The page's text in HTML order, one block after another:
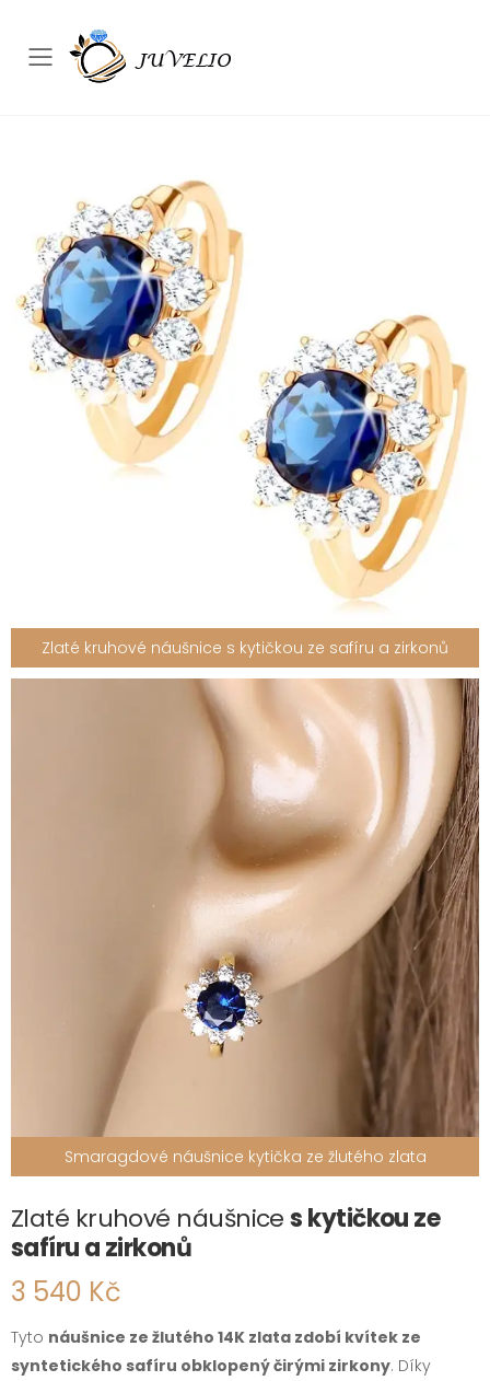
Přepínač mobilního menu
Zlaté kruhové náušnice s kytičkou ze safíru a zirkonů
Smaragdové náušnice kytička ze žlutého zlata
Zlaté kruhové náušnices kytičkou ze
safíru a zirkonů
3 540 Kč
Tyto náušnice ze žlutého 14K zlata zdobí kvítek ze
syntetického safíru obklopený čirými zirkony. Díky